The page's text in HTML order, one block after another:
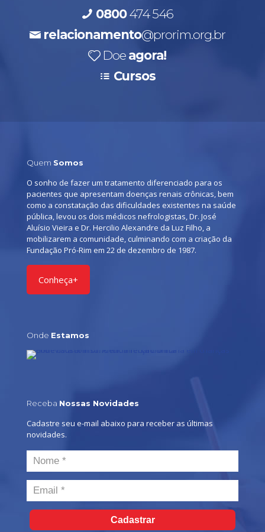
0800474 546
relacionamento@prorim.org.br
Doe agora!
Cursos
Quem Somos
O sonho de fazer um tratamento diferenciado para os
pacientes que apresentam doenças renais crônicas, bem
como a constatação das dificuldades existentes na saúde
pública, levou os dois médicos nefrologistas, Dr. José
Aluísio Vieira e Dr. Hercilio Alexandre da Luz Filho, a
mobilizarem a comunidade, culminando com a criação da
Fundação Pró-Rim em 22 de dezembro de 1987.
Conheça+
Onde Estamos
Receba Nossas Novidades
Cadastre seu e-mail abaixo para receber as últimas
novidades.
Cadastrar